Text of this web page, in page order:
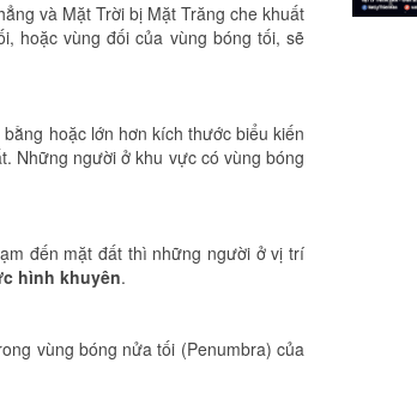
và Mặt Trời bị Mặt Trăng che khuất
hoặc vùng đối của vùng bóng tối, sẽ
hoặc lớn hơn kích thước biểu kiến
Những người ở khu vực có vùng bóng
đến mặt đất thì những người ở vị trí
hình khuyên.
vùng bóng nửa tối (Penumbra) của